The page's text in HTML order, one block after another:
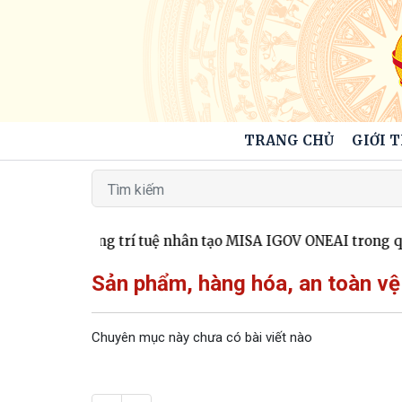
TRANG CHỦ GIỚI
ứng dụng trí tuệ nhân tạo MISA IGOV ONEAI trong
Sản phẩm, hàng hóa, an toàn
Chuyên mục này chưa có bài viết nào